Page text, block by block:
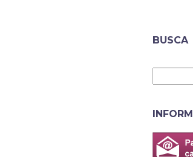
BUSCA